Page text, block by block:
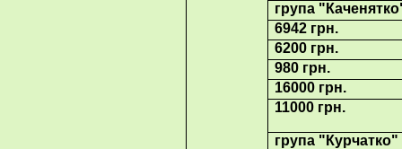
група
6942 грн.
6200 грн.
980 грн.
16000 грн.
11000 грн.
група "Курчатко"